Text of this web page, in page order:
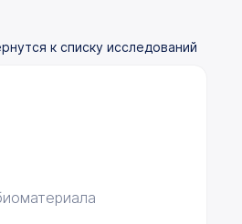
к списку исследований